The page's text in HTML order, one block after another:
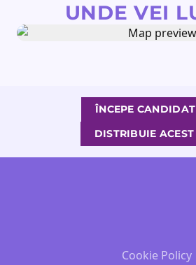
UNDE VEI
ÎNCEPE
DISTRIBUIE
Cookie Policy